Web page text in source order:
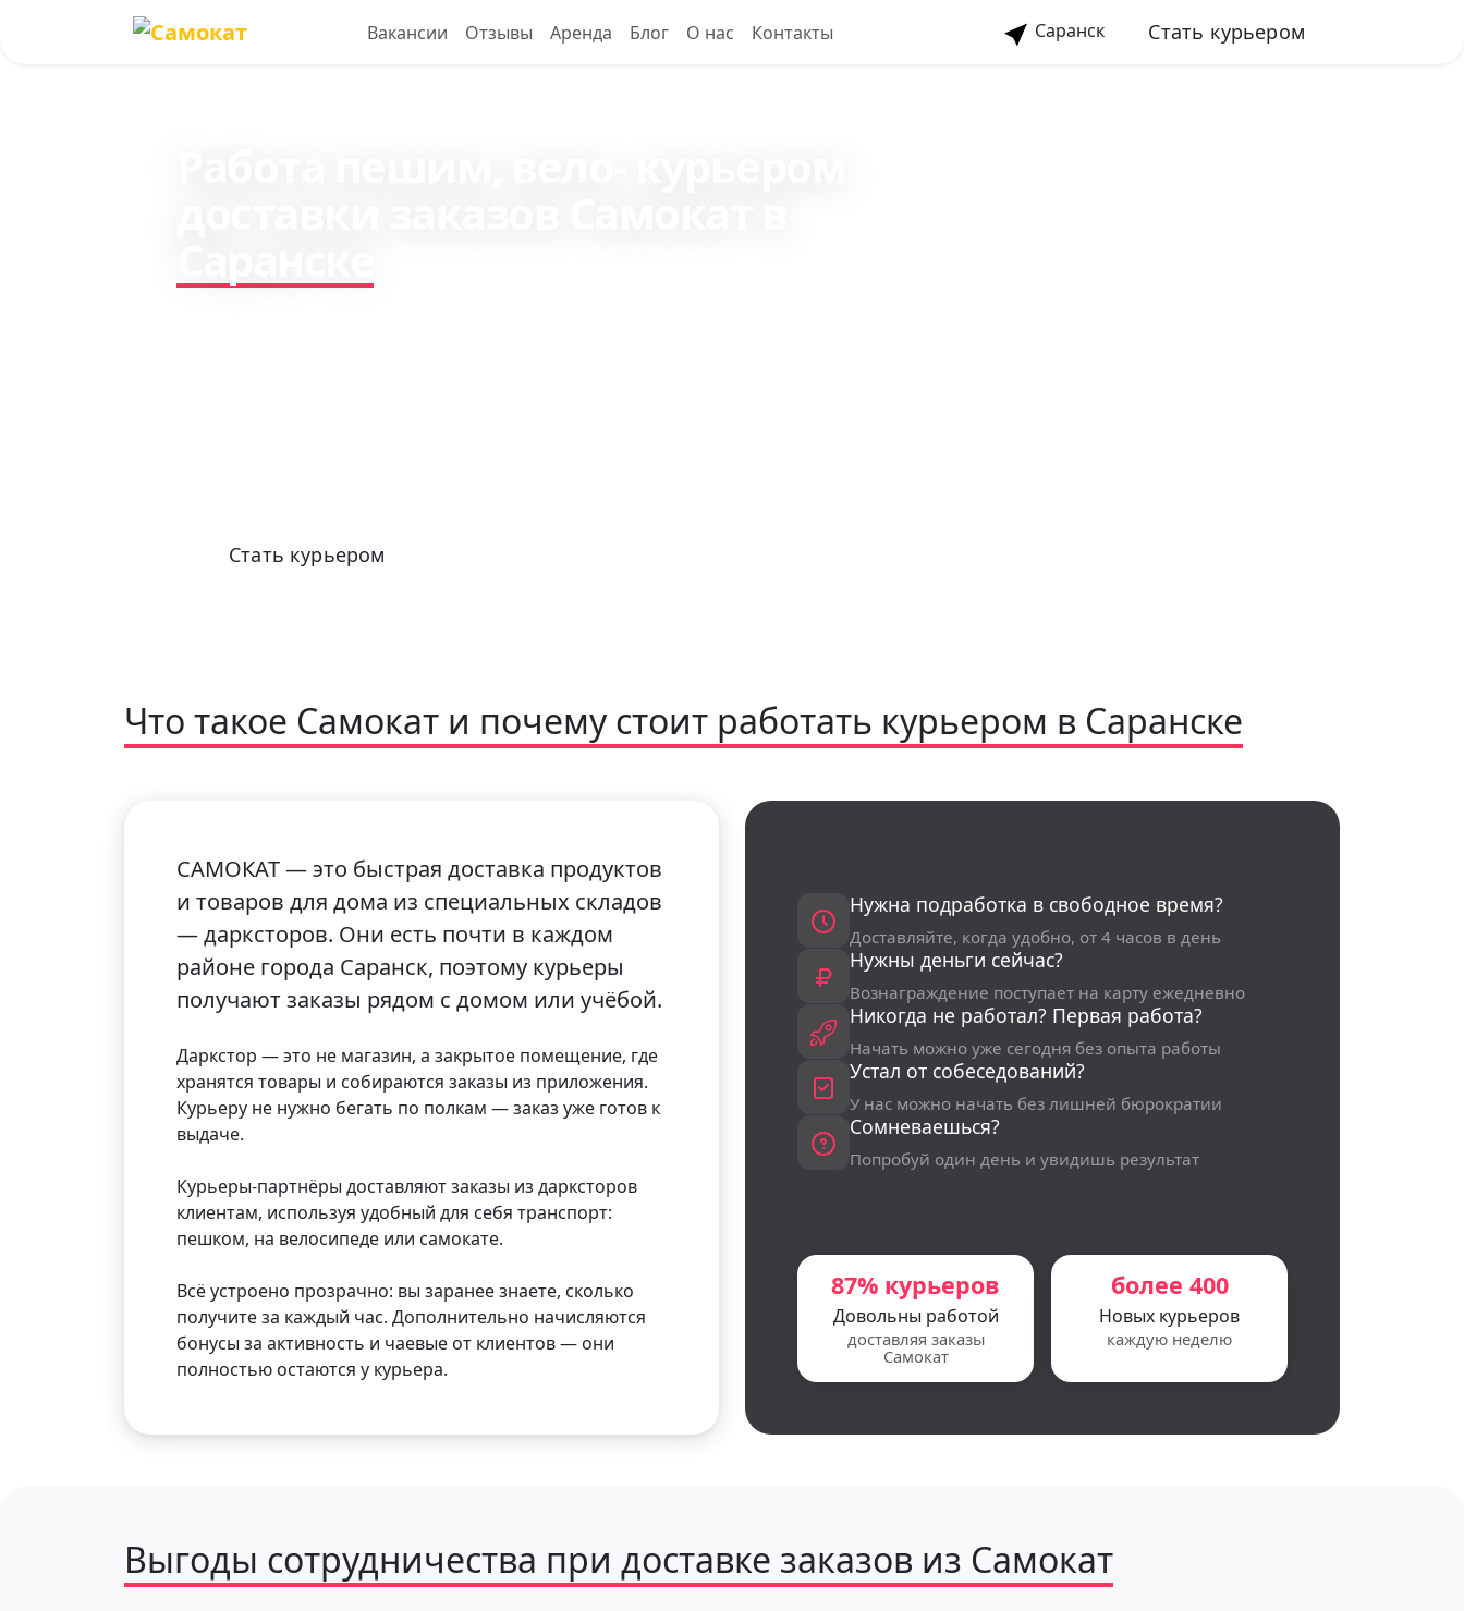
Вакансии Отзывы Аренда Блог О нас Контакты Саранск Стать курьером
Стать курьером
Что такое Самокат и почему стоит работать курьером в Саранске
САМОКАТ — это быстрая доставка продуктов
и товаров для дома из специальных складов
— дарксторов. Они есть почти в каждом
районе города Саранск, поэтому курьеры
получают заказы рядом с домом или учёбой.
Даркстор — это не магазин, а закрытое помещение, где
хранятся товары и собираются заказы из приложения.
Курьеру не нужно бегать по полкам — заказ уже готов к
выдаче.
Курьеры-партнёры доставляют заказы из дарксторов
клиентам, используя удобный для себя транспорт:
пешком, на велосипеде или самокате.
Всё устроено прозрачно: вы заранее знаете, сколько
получите за каждый час. Дополнительно начисляются
бонусы за активность и чаевые от клиентов — они
полностью остаются у курьера.
Нужна подработка в свободное время?
Доставляйте, когда удобно, от 4 часов в день
Нужны деньги сейчас?
Вознаграждение поступает на карту ежедневно
Никогда не работал? Первая работа?
Начать можно уже сегодня без опыта работы
Устал от собеседований?
У нас можно начать без лишней бюрократии
Сомневаешься?
Попробуй один день и увидишь результат
87% курьеров
Довольны работой
доставляя заказы
Самокат
более 400
Новых курьеров
каждую неделю
Выгоды сотрудничества при доставке заказов из Самокат